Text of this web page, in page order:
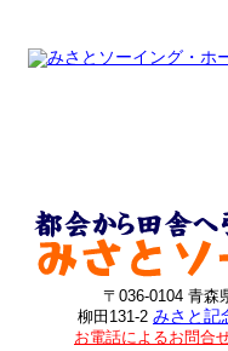
〒036-0104 青森
柳田131-2 みさと記
お電話によるお問合